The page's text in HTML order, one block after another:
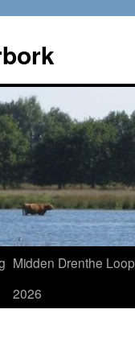
Midden Drenthe Loop
2026